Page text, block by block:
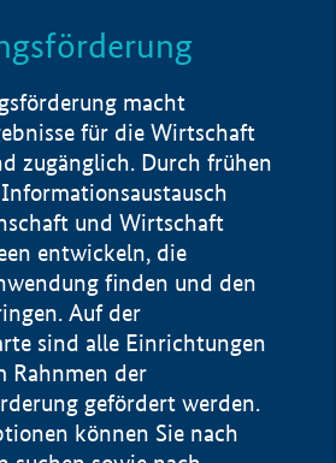
macht
für die Wirtschaft
zugänglich. Durch frühen
und Wirtschaft
entwickeln, die
finden und den
Auf der
sind alle Einrichtungen
Rahnmen der
gefördert werden.
können Sie nach